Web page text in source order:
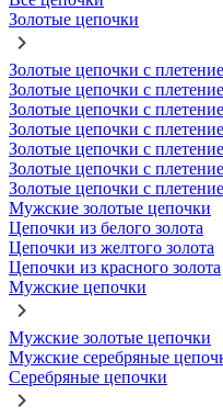
Золотые цепочки
Золотые цепочки с
Золотые цепочки с
Золотые цепочки с
Золотые цепочки с
Золотые цепочки с
Золотые цепочки с
Золотые цепочки с
Мужские золотые цепочки
Цепочки из белого золота
Цепочки из желтого золота
Цепочки из красного золота
Мужские цепочки
Мужские золотые цепочки
Мужские серебряные
Серебряные цепочки